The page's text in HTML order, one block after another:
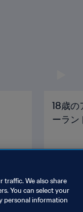
18歳の
ーラン
traffic. We also share
You can select your
personal information